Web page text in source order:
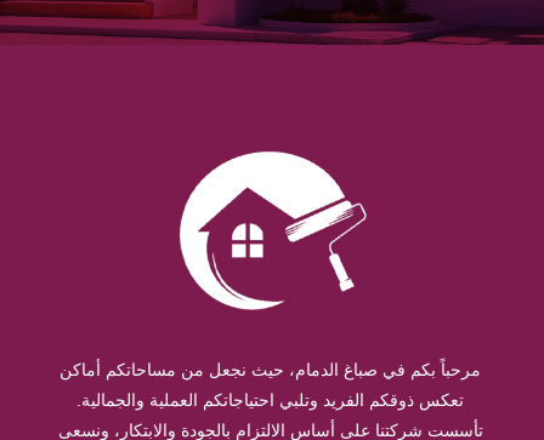
مرحباً بكم في صباغ الدمام، حيث نجعل من مساحاتكم أماكن
تعكس ذوقكم الفريد وتلبي احتياجاتكم العملية والجمالية.
تأسست شركتنا على أساس الالتزام بالجودة والابتكار، ونسعى